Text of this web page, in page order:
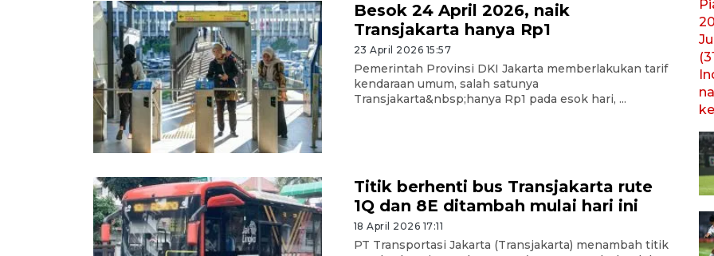
Besok 24 April 2026, naik
Transjakarta hanya Rp1
23 April 2026 15:57
Pemerintah Provinsi DKI Jakarta memberlakukan tarif
kendaraan umum, salah satunya
Transjakarta&nbsp;hanya Rp1 pada esok hari, ...
Titik berhenti bus Transjakarta rute
1Q dan 8E ditambah mulai hari ini
18 April 2026 17:11
PT Transportasi Jakarta (Transjakarta) menambah titik